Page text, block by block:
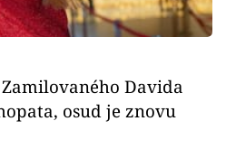
Davida
osud je znovu